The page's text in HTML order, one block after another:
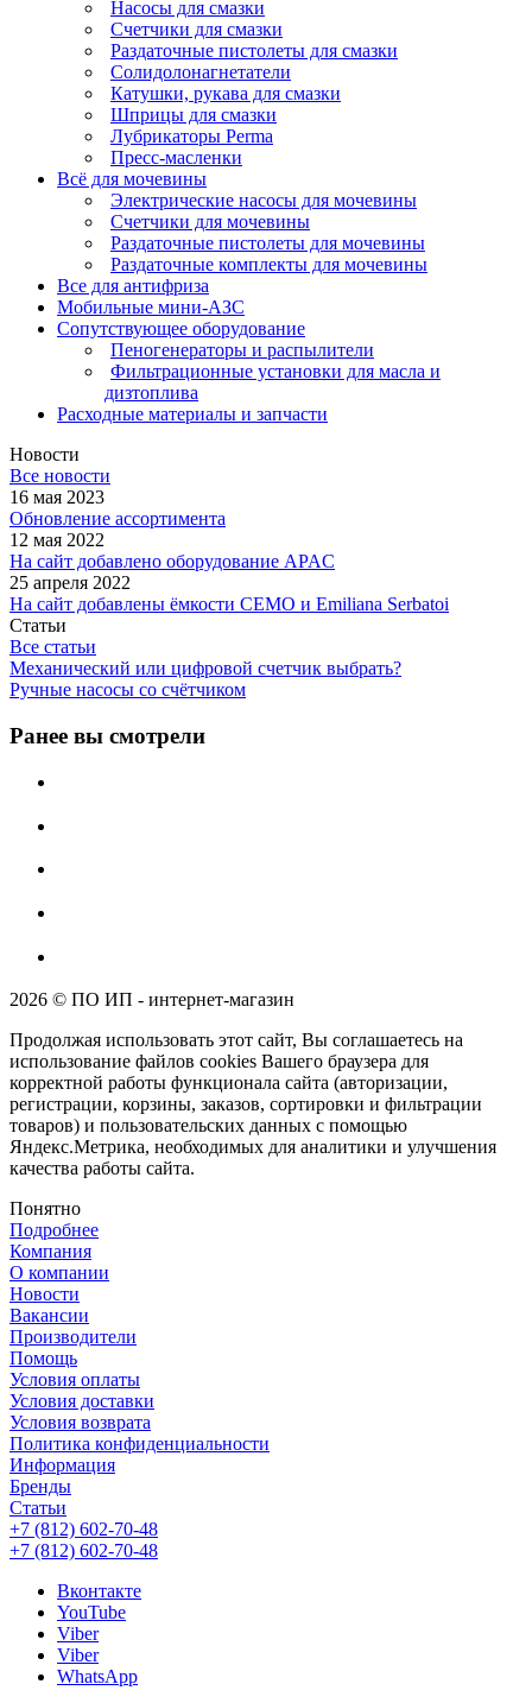
Насосы для смазки
Счетчики для смазки
Раздаточные пистолеты для смазки
Солидолонагнетатели
Катушки, рукава для смазки
Шприцы для смазки
Лубрикаторы Perma
Пресс-масленки
Всё для мочевины
Электрические насосы для мочевины
Счетчики для мочевины
Раздаточные пистолеты для мочевины
Раздаточные комплекты для мочевины
Все для антифриза
Мобильные мини-АЗС
Сопутствующее оборудование
Пеногенераторы и распылители
Фильтрационные установки для масла и
дизтоплива
Расходные материалы и запчасти
Новости
Все новости
16 мая 2023
Обновление ассортимента
12 мая 2022
На сайт добавлено оборудование APAC
25 апреля 2022
На сайт добавлены ёмкости CEMO и Emiliana Serbatoi
Статьи
Все статьи
Механический или цифровой счетчик выбрать?
Ручные насосы со счётчиком
Ранее вы смотрели
2026 © ПО ИП - интернет-магазин
Продолжая использовать этот сайт, Вы соглашаетесь на
использование файлов cookies Вашего браузера для
корректной работы функционала сайта (авторизации,
регистрации, корзины, заказов, сортировки и фильтрации
товаров) и пользовательских данных с помощью
Яндекс.Метрика, необходимых для аналитики и улучшения
качества работы сайта.
Понятно
Подробнее
Компания
О компании
Новости
Вакансии
Производители
Помощь
Условия оплаты
Условия доставки
Условия возврата
Политика конфиденциальности
Информация
Бренды
Статьи
+7 (812) 602-70-48
+7 (812) 602-70-48
Вконтакте
YouTube
Viber
Viber
WhatsApp